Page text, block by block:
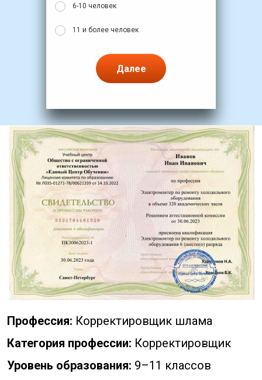
6-10 человек
11 и более человек
Далее
Профессия: Корректировщик шлама
Категория профессии: Корректировщик
Уровень образования: 9–11 классов